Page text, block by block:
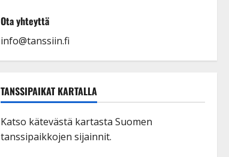
Ota yhteyttä
info@tanssiin.fi
TANSSIPAIKAT KARTALLA
Katso kätevästä kartasta Suomen
tanssipaikkojen sijainnit.